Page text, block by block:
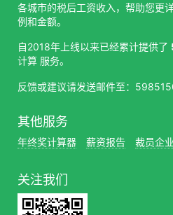
各城市的税后工资收入，帮助您更
例和金额。
自2018年上线以来已经累计提供了
计算 服务。
反馈或建议请发送邮件至：
其他服务
年终奖计算器 薪资报告 裁员企
关注我们